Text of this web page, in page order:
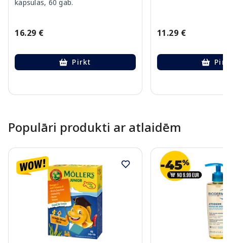
kapsulas, 60 gab.
16.29 €
Pirkt
11.29 €
Populāri produkti ar atlaidēm